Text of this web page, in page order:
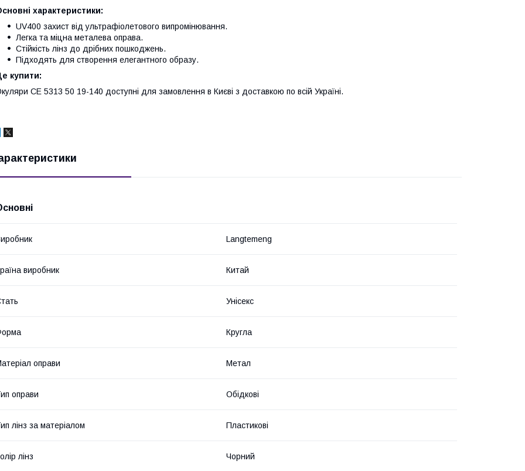
характеристики:
UV400 захист від ультрафіолетового випромінювання.
Легка та міцна металева оправа.
Стійкість лінз до дрібних пошкоджень.
Підходять для створення елегантного образу.
купити:
CE 5313 50 19-140 доступні для замовлення в Києві з доставкою по всій Україні.
Langtemeng
виробник Китай
Унісекс
Кругла
оправи Метал
оправи Обідкові
лінз за матеріалом Пластикові
лінз Чорний